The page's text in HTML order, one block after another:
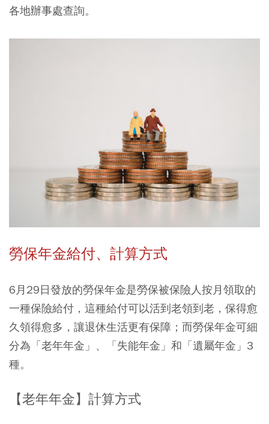
各地辦事處查詢。
勞保年金給付、計算方式
6月29日發放的勞保年金是勞保被保險人按月領取的
一種保險給付，這種給付可以活到老領到老，保得愈
久領得愈多，讓退休生活更有保障；而勞保年金可細
分為「老年年金」、「失能年金」和「遺屬年金」3
種。
【老年年金】計算方式